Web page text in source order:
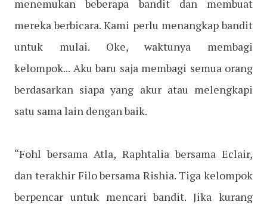
menemukan beberapa bandit dan membuat
mereka berbicara. Kami perlu menangkap bandit
untuk mulai. Oke, waktunya membagi
kelompok... Aku baru saja membagi semua orang
berdasarkan siapa yang akur atau melengkapi
satu sama lain dengan baik.
“Fohl bersama Atla, Raphtalia bersama Eclair,
dan terakhir Filo bersama Rishia. Tiga kelompok
berpencar untuk mencari bandit. Jika kurang